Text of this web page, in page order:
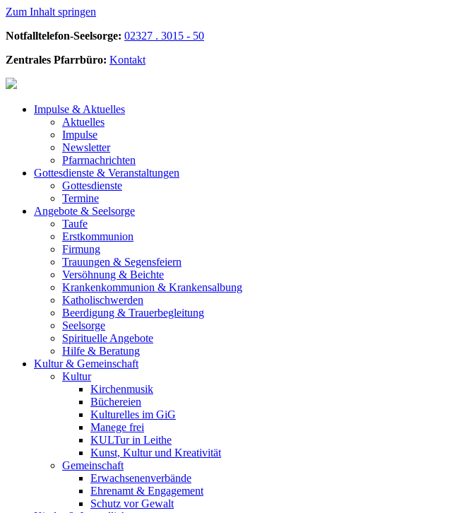
Zum Inhalt springen
Notfalltelefon-Seelsorge: 02327 . 3015 - 50
Zentrales Pfarrbüro: Kontakt
Impulse & Aktuelles
Aktuelles
Impulse
Newsletter
Pfarrnachrichten
Gottesdienste & Veranstaltungen
Gottesdienste
Termine
Angebote & Seelsorge
Taufe
Erstkommunion
Firmung
Trauungen & Segensfeiern
Versöhnung & Beichte
Krankenkommunion & Krankensalbung
Katholischwerden
Beerdigung & Trauerbegleitung
Seelsorge
Spirituelle Angebote
Hilfe & Beratung
Kultur & Gemeinschaft
Kultur
Kirchenmusik
Büchereien
Kulturelles im GiG
Manege frei
KULTur in Leithe
Kunst, Kultur und Kreativität
Gemeinschaft
Erwachsenenverbände
Ehrenamt & Engagement
Schutz vor Gewalt